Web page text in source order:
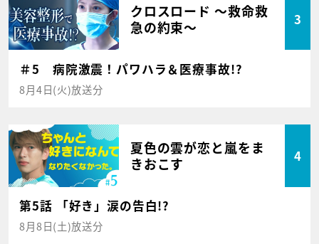
クロスロード ～救命救
急の約束～
3
＃5 病院激震！パワハラ＆医療事故!?
8月4日(火)放送分
夏色の雲が恋と嵐をま
きおこす
4
第5話 「好き」涙の告白!?
8月8日(土)放送分